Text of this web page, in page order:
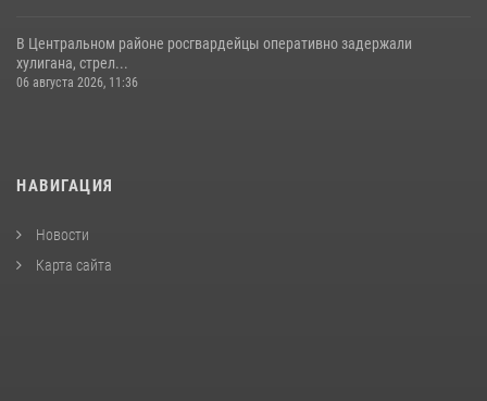
В Центральном районе росгвардейцы оперативно задержали
хулигана, стрел...
06 августа 2026, 11:36
НАВИГАЦИЯ
Новости
Карта сайта